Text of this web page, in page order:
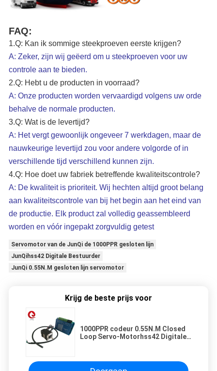
FAQ:
1.Q: Kan ik sommige steekproeven eerste krijgen?
A: Zeker, zijn wij geëerd om u steekproeven voor uw
controle aan te bieden.
2.Q: Hebt u de producten in voorraad?
A: Onze producten worden vervaardigd volgens uw orde
behalve de normale producten.
3.Q: Wat is de levertijd?
A: Het vergt gewoonlijk ongeveer 7 werkdagen, maar de
nauwkeurige levertijd zou voor andere volgorde of in
verschillende tijd verschillend kunnen zijn.
4.Q: Hoe doet uw fabriek betreffende kwaliteitscontrole?
A: De kwaliteit is prioriteit. Wij hechten altijd groot belang
aan kwaliteitscontrole van bij het begin aan het eind van
de productie. Elk product zal volledig geassembleerd
worden en vóór ingepakt zorgvuldig getest
Servomotor van de JunQi de 1000PPR gesloten lijn
JunQihss42 Digitale Bestuurder
JunQi 0.55N.M gesloten lijn servomotor
Krijg de beste prijs voor
1000PPR codeur 0.55N.M Closed
Loop Servo-Motorhss42 Digitale